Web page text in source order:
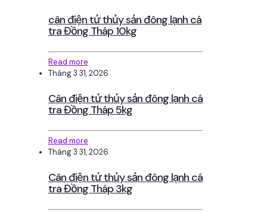
cân điện tử thủy sản đông lạnh cá
tra Đồng Tháp 10kg
Read more
Tháng 3 31, 2026
Cân điện tử thủy sản đông lạnh cá
tra Đồng Tháp 5kg
Read more
Tháng 3 31, 2026
Cân điện tử thủy sản đông lạnh cá
tra Đồng Tháp 3kg